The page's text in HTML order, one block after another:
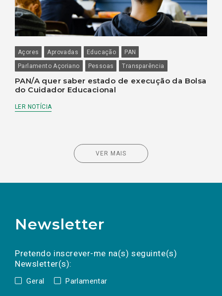
Açores Aprovadas Educação
PAN
Parlamento Açoriano
Pessoas Transparência
PAN/A quer saber estado de execução da Bolsa
do Cuidador Educacional
LER NOTÍCIA
VER MAIS
Newsletter
Pretendo inscrever-me na(s) seguinte(s)
Newsletter(s):
Geral Parlamentar
a(s) newsletter(s).
mail